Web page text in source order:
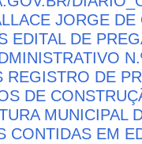
JORGE
EDITAL DE
DE
DE
MUNICIPAL
CONTIDAS EM